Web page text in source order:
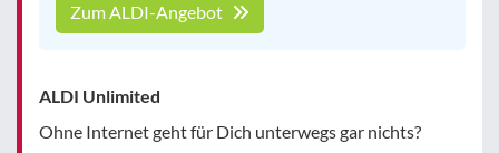
Zum ALDI-Angebot
ALDI Unlimited
Ohne Internet geht für Dich unterwegs gar nichts?